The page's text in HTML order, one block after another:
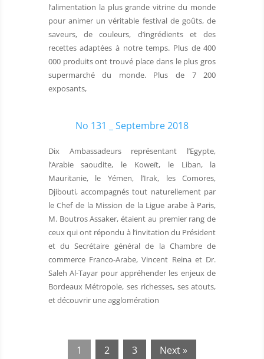
l’alimentation la plus grande vitrine du monde
pour animer un véritable festival de goûts, de
saveurs, de couleurs, d’ingrédients et des
recettes adaptées à notre temps. Plus de 400
000 produits ont trouvé place dans le plus gros
supermarché du monde. Plus de 7 200
exposants,
No 131 _ Septembre 2018
Dix Ambassadeurs représentant l’Egypte,
l’Arabie saoudite, le Koweït, le Liban, la
Mauritanie, le Yémen, l’Irak, les Comores,
Djibouti, accompagnés tout naturellement par
le Chef de la Mission de la Ligue arabe à Paris,
M. Boutros Assaker, étaient au premier rang de
ceux qui ont répondu à l’invitation du Président
et du Secrétaire général de la Chambre de
commerce Franco-Arabe, Vincent Reina et Dr.
Saleh Al-Tayar pour appréhender les enjeux de
Bordeaux Métropole, ses richesses, ses atouts,
et découvrir une agglomération
1 2 3 Next »